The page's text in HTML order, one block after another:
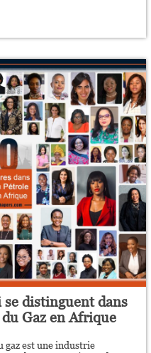
se distinguent dans
Gaz en Afrique
gaz est une industrie